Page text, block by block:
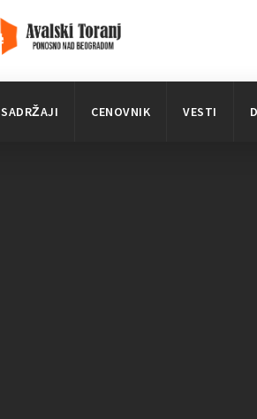
SADRŽAJI CENOVNIK VESTI